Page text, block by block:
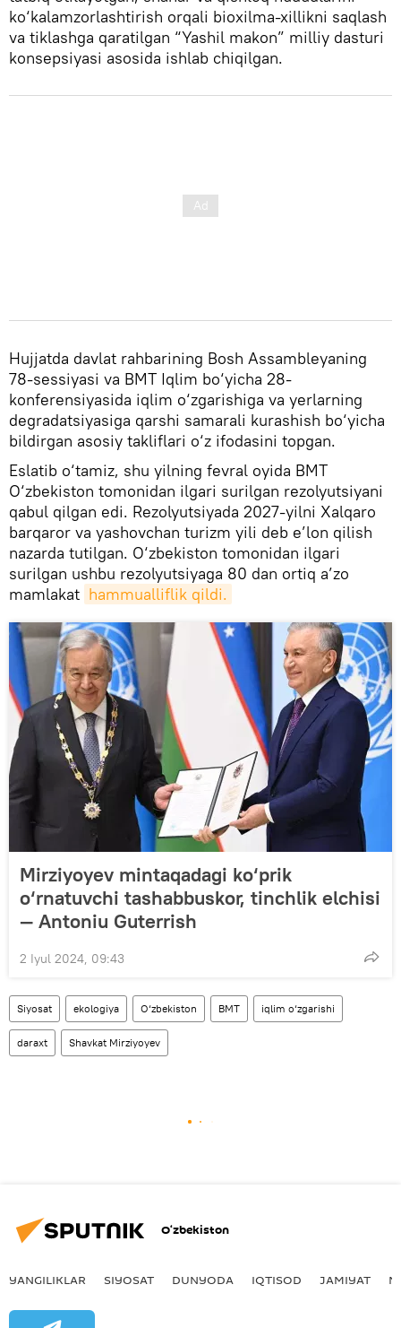
ko‘kalamzorlashtirish orqali bioxilma-xillikni saqlash
va tiklashga qaratilgan “Yashil makon” milliy dasturi
konsepsiyasi asosida ishlab chiqilgan.
Hujjatda davlat rahbarining Bosh Assambleyaning
78-sessiyasi va BMT Iqlim bo‘yicha 28-
konferensiyasida iqlim o‘zgarishiga va yerlarning
degradatsiyasiga qarshi samarali kurashish bo‘yicha
bildirgan asosiy takliflari o‘z ifodasini topgan.
Eslatib o‘tamiz, shu yilning fevral oyida BMT
O‘zbekiston tomonidan ilgari surilgan rezolyutsiyani
qabul qilgan edi. Rezolyutsiyada 2027-yilni Xalqaro
barqaror va yashovchan turizm yili deb e’lon qilish
nazarda tutilgan. O‘zbekiston tomonidan ilgari
surilgan ushbu rezolyutsiyaga 80 dan ortiq a’zo
mamlakat hammualliflik qildi.
Mirziyoyev mintaqadagi ko‘prik
o‘rnatuvchi tashabbuskor, tinchlik elchisi
— Antoniu Guterrish
2 Iyul 2024, 09:43
Siyosat ekologiya O‘zbekiston BMT iqlim o‘zgarishi
daraxt Shavkat Mirziyoyev
O‘zbekiston
YANGILIKLAR SIYOSAT DUNYODA IQTISOD JAMIYAT